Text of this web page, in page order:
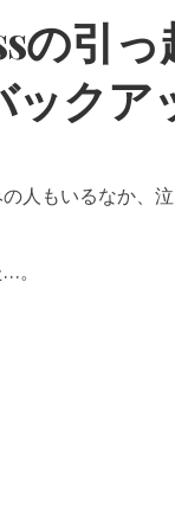
の引
ックア
人もいるなか、
。